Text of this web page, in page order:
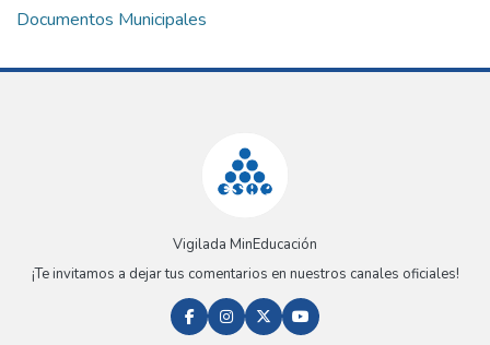
Documentos Municipales
Vigilada MinEducación
¡Te invitamos a dejar tus comentarios en nuestros canales oficiales!